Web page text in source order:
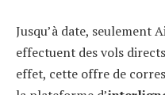
Jusqu’à date, seulement
effectuent des vols
effet, cette offre de